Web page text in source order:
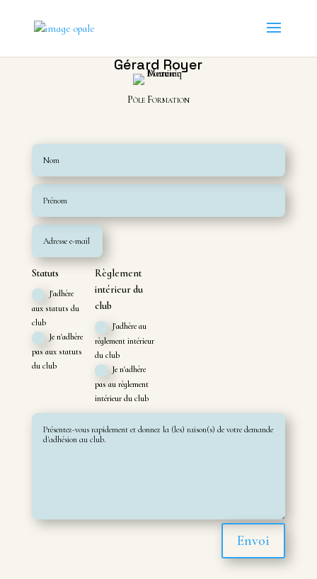
Gérard Royer
Pôle Formation
Statuts
J'adhère
aux statuts du
club
Je n'adhère
pas aux statuts
du club
Règlement
intérieur du
club
J'adhère au
règlement intérieur
du club
Je n'adhère
pas au règlement
intérieur du club
Envoi